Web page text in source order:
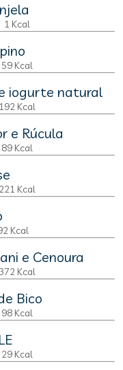
1 Kcal
59 Kcal
iogurte natural
192 Kcal
e Rúcula
89 Kcal
221 Kcal
Kcal
e Cenoura
372 Kcal
Bico
98 Kcal
29 Kcal